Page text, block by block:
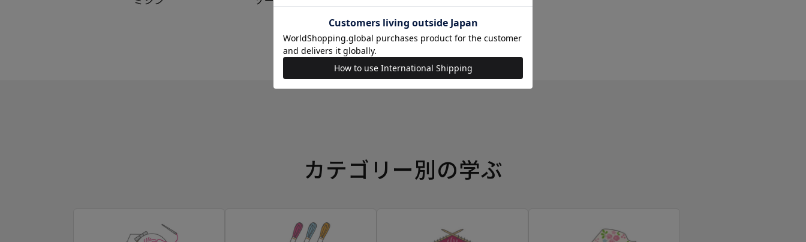
カテゴリー別の学ぶ